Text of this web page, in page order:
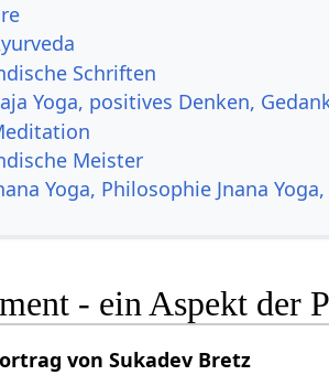
Schriften
Yoga, positives Denken,
Meister
Yoga, Philosophie Jnana
- ein Aspekt der
von Sukadev Bretz